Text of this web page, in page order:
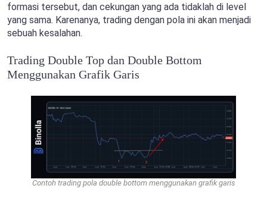
formasi tersebut, dan cekungan yang ada tidaklah di level
yang sama. Karenanya, trading dengan pola ini akan menjadi
sebuah kesalahan.
Trading Double Top dan Double Bottom
Menggunakan Grafik Garis
Contoh trading pola double bottom menggunakan grafik garis